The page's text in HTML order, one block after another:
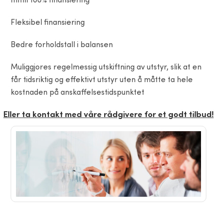
Fleksibel finansiering
Bedre forholdstall i balansen
Muliggjores regelmessig utskiftning av utstyr, slik at en
får tidsriktig og effektivt utstyr uten å måtte ta hele
kostnaden på anskaffelsestidspunktet
Eller ta kontakt med våre rådgivere for et godt tilbud!